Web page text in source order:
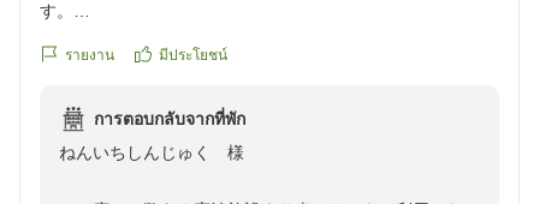
す。
やサウナの時間に間に合わなかったため利用できなかった事
クチコミの詳細はこちらから
https://review.travel.rakuten.co.jp/hotel/voice/31630?
รายงาน มีประโยชน์
การตอบกลับจากที่พัก
ねんいちしんじゅく 様